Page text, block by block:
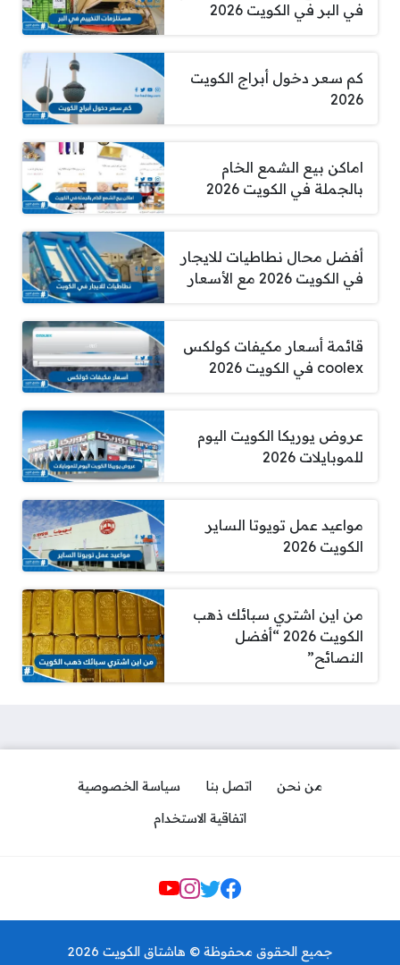
في البر في الكويت 2026
كم سعر دخول أبراج الكويت
2026
اماكن بيع الشمع الخام
بالجملة في الكويت 2026
أفضل محال نطاطيات للايجار
في الكويت 2026 مع الأسعار
قائمة أسعار مكيفات كولكس
coolex في الكويت 2026
عروض يوريكا الكويت اليوم
للموبايلات 2026
مواعيد عمل تويوتا الساير
الكويت 2026
من اين اشتري سبائك ذهب
الكويت 2026 “أفضل
النصائح”
من نحن اتصل بنا
سياسة الخصوصية
اتفاقية الاستخدام
Social Links
جميع الحقوق محفوظة © هاشتاق الكويت 2026